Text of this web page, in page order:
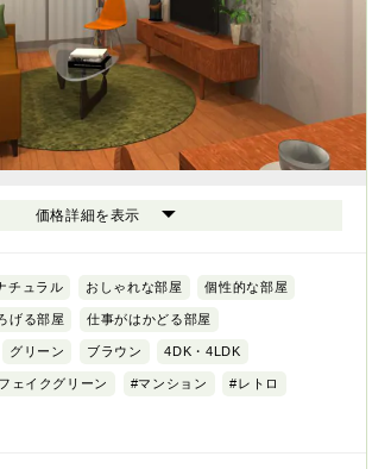
価格詳細を表示
チュラル おしゃれな部屋 個性的な部屋
げる部屋 仕事がはかどる部屋
グリーン ブラウン 4DK・4LDK
ェイクグリーン #マンション #レトロ